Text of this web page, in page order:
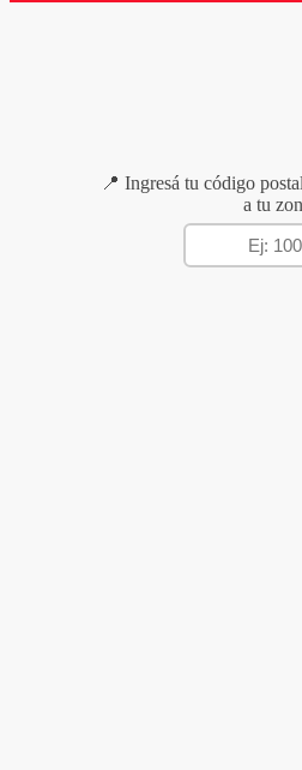
📍 Ingresá tu código
a tu